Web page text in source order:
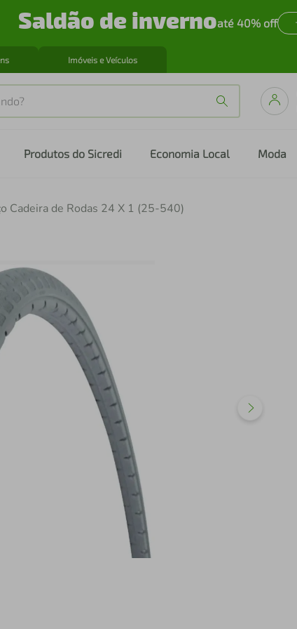
Saldão de invernoaté 40% off
Imóveis e Veículos
Produtos do Sicredi Economia Local Moda
Cadeira de Rodas 24 X 1 (25-540)